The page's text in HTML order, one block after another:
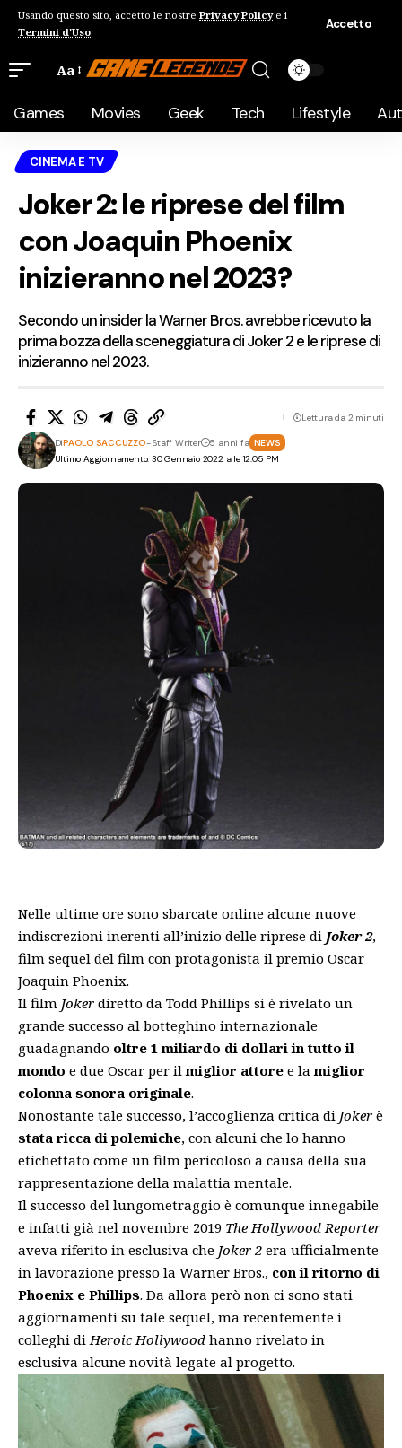
Usando questo sito, accetto le nostre Privacy Policye i
Termini d'Uso.
Accetto
Aa
Games Movies Geek Tech Lifestyle
CINEMA E TV
Joker 2: le riprese del film
con Joaquin Phoenix
inizieranno nel 2023?
Secondo un insider la Warner Bros. avrebbe ricevuto la
prima bozza della sceneggiatura di Joker 2 e le riprese di
inizieranno nel 2023.
Ultimo Aggiornamento: 30 Gennaio 2022 alle 12:05 PM
DiPAOLO SACCUZZO- Staff Writer 5 anni fa NEWS
Lettura da 2 minuti
Nelle ultime ore sono sbarcate online alcune nuove
indiscrezioni inerenti all’inizio delle riprese di Joker 2,
film sequel del film con protagonista il premio Oscar
Joaquin Phoenix.
Il film Joker diretto da Todd Phillips si è rivelato un
grande successo al botteghino internazionale
guadagnando oltre 1 miliardo di dollari in tutto il
mondo e due Oscar per ilmiglior attore e la miglior
colonna sonora originale.
Nonostante tale successo, l’accoglienza critica di Joker è
stata ricca di polemiche, con alcuni che lo hanno
etichettato come un film pericoloso a causa della sua
rappresentazione della malattia mentale.
Il successo del lungometraggio è comunque innegabile
e infatti già nel novembre 2019 The Hollywood Reporter
aveva riferito in esclusiva che Joker 2 era ufficialmente
in lavorazione presso la Warner Bros., con il ritorno di
Phoenix e Phillips. Da allora però non ci sono stati
aggiornamenti su tale sequel, ma recentemente i
colleghi diHeroic Hollywood hanno rivelato in
esclusiva alcune novità legate al progetto.